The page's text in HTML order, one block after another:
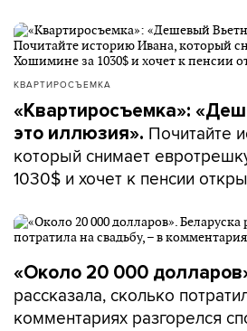
КВАРТИРОСЪЕМКА
«Квартиросъемка»:
это иллюзия». Почитайте
который снимает
1030$ и хочет к пенсии
«Около 20 000
рассказала, сколько
комментариях разгорелся